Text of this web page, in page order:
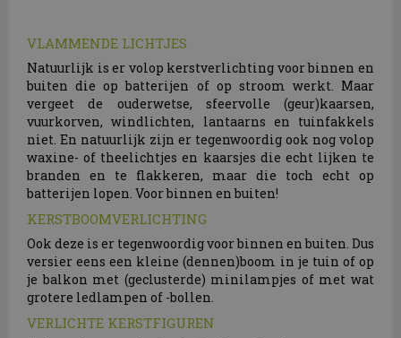
VLAMMENDE LICHTJES
Natuurlijk is er volop kerstverlichting voor binnen en
buiten die op batterijen of op stroom werkt. Maar
vergeet de ouderwetse, sfeervolle (geur)kaarsen,
vuurkorven, windlichten, lantaarns en tuinfakkels
niet. En natuurlijk zijn er tegenwoordig ook nog volop
waxine- of theelichtjes en kaarsjes die echt lijken te
branden en te flakkeren, maar die toch echt op
batterijen lopen. Voor binnen en buiten!
KERSTBOOMVERLICHTING
Ook deze is er tegenwoordig voor binnen en buiten. Dus
versier eens een kleine (dennen)boom in je tuin of op
je balkon met (geclusterde) minilampjes of met wat
grotere ledlampen of -bollen.
VERLICHTE KERSTFIGUREN